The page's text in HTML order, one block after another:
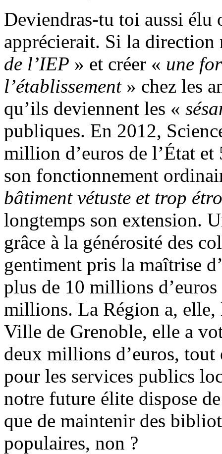
Deviendras-tu toi aussi élu
apprécierait. Si la
de l’IEP » et créer « une
l’établissement» chez les
qu’ils deviennent les «
publiques. En 2012,
million d’euros de l’État
son fonctionnement
bâtiment vétuste et trop
longtemps son extension.
grâce à la générosité des
gentiment pris la maîtrise
plus de 10 millions
millions. La Région a,
Ville de Grenoble, elle a
deux millions d’euros, tout
pour les services publics
notre future élite dispose
que de maintenir des
populaires, non ?